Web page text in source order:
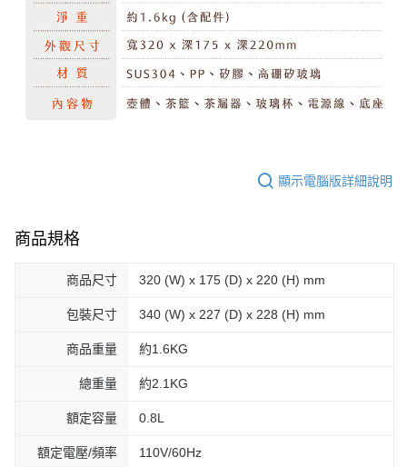
顯示電腦版詳細說明
商品規格
商品尺寸 320 (W) x 175 (D) x 220 (H) mm
包裝尺寸 340 (W) x 227 (D) x 228 (H) mm
商品重量 約1.6KG
總重量 約2.1KG
額定容量 0.8L
額定電壓/頻率 110V/60Hz